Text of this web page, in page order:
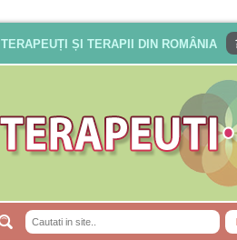
TERAPEUȚI ȘI TERAPII DIN ROMÂNIA